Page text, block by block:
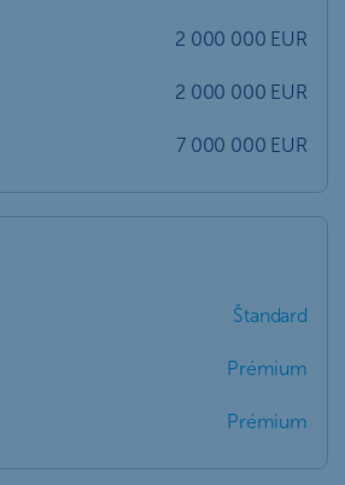
2 000 000 EUR
2 000 000 EUR
7 000 000 EUR
Štandard
Prémium
Prémium